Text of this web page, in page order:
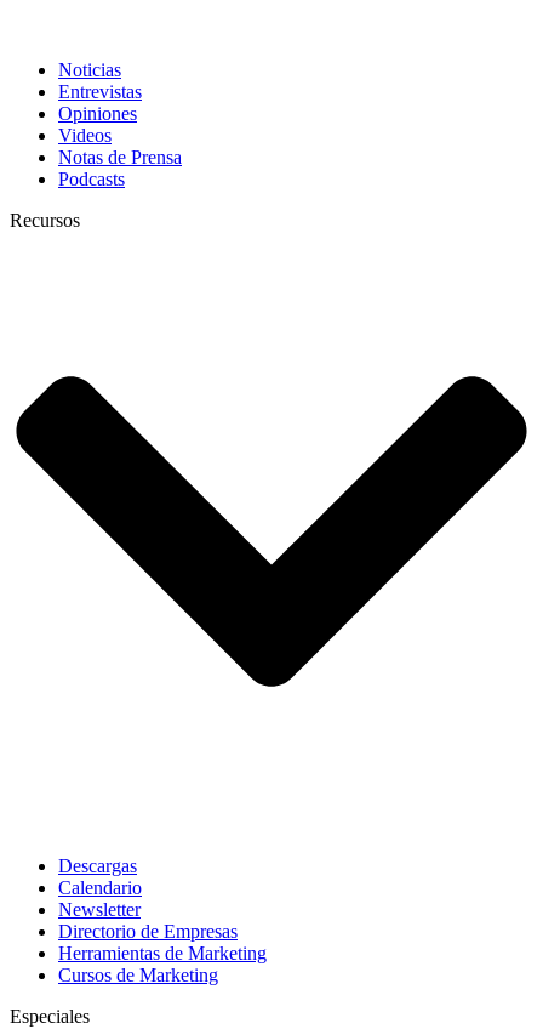
Noticias
Entrevistas
Opiniones
Videos
Notas de Prensa
Podcasts
Recursos
Descargas
Calendario
Newsletter
Directorio de Empresas
Herramientas de Marketing
Cursos de Marketing
Especiales